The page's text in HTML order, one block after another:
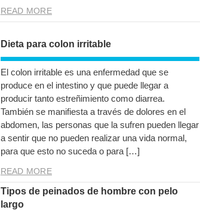
READ MORE
Dieta para colon irritable
El colon irritable es una enfermedad que se
produce en el intestino y que puede llegar a
producir tanto estreñimiento como diarrea.
También se manifiesta a través de dolores en el
abdomen, las personas que la sufren pueden llegar
a sentir que no pueden realizar una vida normal,
para que esto no suceda o para […]
READ MORE
Tipos de peinados de hombre con pelo
largo